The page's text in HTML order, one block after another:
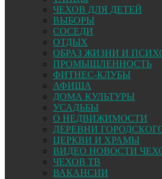
ЧЕХОВ ДЛЯ ДЕТЕЙ
ВЫБОРЫ
СОСЕДИ
ОТДЫХ
ОБРАЗ ЖИЗНИ И
ПРОМЫШЛЕННОСТЬ
ФИТНЕС-КЛУБЫ
АФИША
ДОМА КУЛЬТУРЫ
УСАДЬБЫ
О НЕДВИЖИМОСТИ
ДЕРЕВНИ
ЦЕРКВИ И ХРАМЫ
ВИДЕО НОВОСТИ
ЧЕХОВ ТВ
ВАКАНСИИ